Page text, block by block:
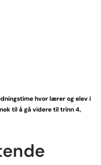
hvor lærer og elev i
til å gå videre til trinn 4,